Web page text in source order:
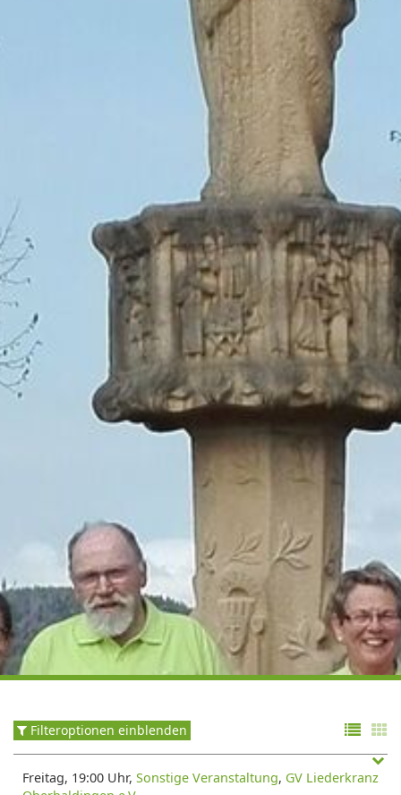
Filteroptionen einblenden
Freitag, 19:00 Uhr, Sonstige Veranstaltung, GV Liederkranz